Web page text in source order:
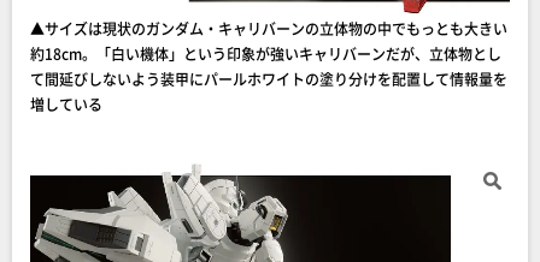
▲サイズは現状のガンダム・キャリバーンの立体物の中でもっとも大きい
約18cm。「白い機体」という印象が強いキャリバーンだが、立体物とし
て間延びしないよう装甲にパールホワイトの塗り分けを配置して情報量を
増している